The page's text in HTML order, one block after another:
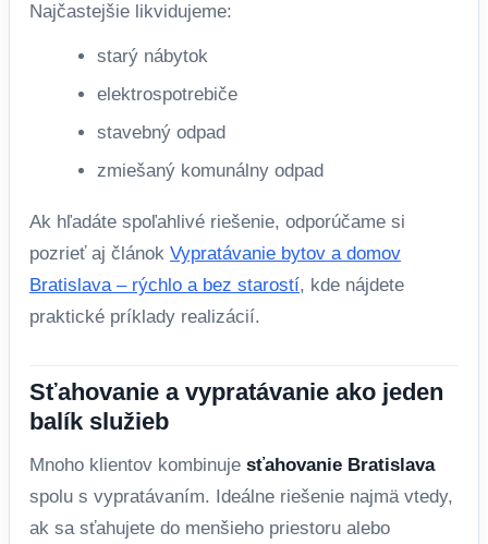
Najčastejšie likvidujeme:
starý nábytok
elektrospotrebiče
stavebný odpad
zmiešaný komunálny odpad
Ak hľadáte spoľahlivé riešenie, odporúčame si
pozrieť aj článok Vypratávanie bytov a domov
Bratislava – rýchlo a bez starostí, kde nájdete
praktické príklady realizácií.
Sťahovanie a vypratávanie ako jeden
balík služieb
Mnoho klientov kombinuje sťahovanie Bratislava
spolu s vypratávaním. Ideálne riešenie najmä vtedy,
ak sa sťahujete do menšieho priestoru alebo